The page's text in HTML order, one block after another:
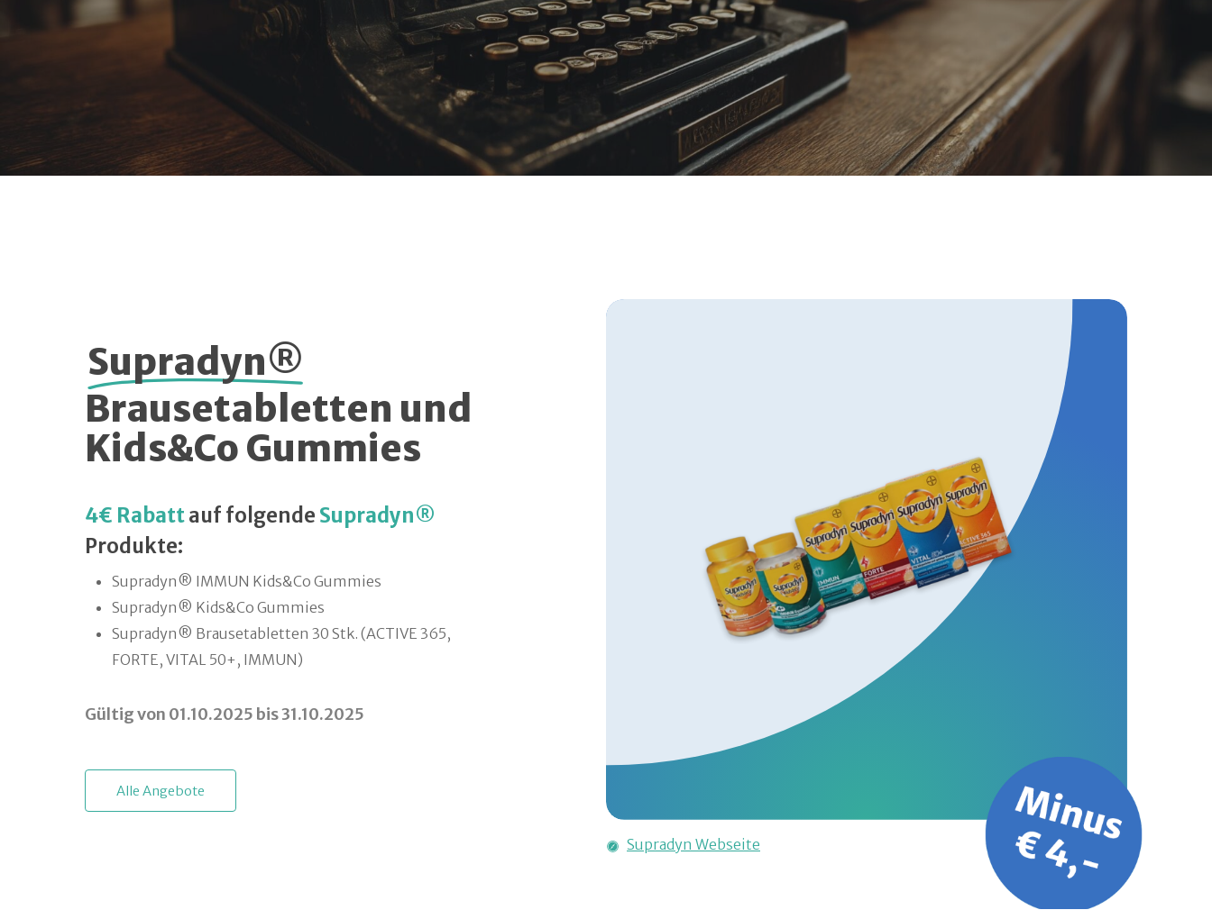
Supradyn®
Brausetabletten und
Kids&Co Gummies
4€ Rabattauf folgende Supradyn®
Produkte:
Supradyn® IMMUN Kids&Co Gummies
Supradyn® Kids&Co Gummies
Supradyn® Brausetabletten 30 Stk. (ACTIVE 365,
FORTE, VITAL 50+, IMMUN)
Gültig von 01.10.2025 bis 31.10.2025
Alle Angebote
Supradyn Webseite